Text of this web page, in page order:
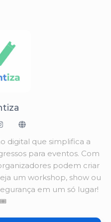
digital que simplifica a
para eventos. Com
podem criar
um workshop, show ou
em um só lugar!